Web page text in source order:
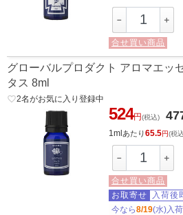
－ ＋
合せ買い商品
グローバルプロダクト アロマエッ
タス 8ml
favorite_border2名がお気に入り登録中
524円(税込)
1mlあたり65.5円(税
－ ＋
合せ買い商品
お取寄せ
入荷後
今なら8/19(水)入